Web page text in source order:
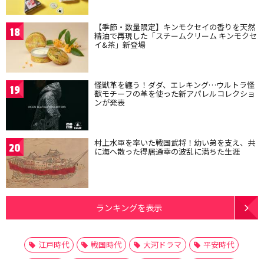
18 【季節・数量限定】キンモクセイの香りを天然
精油で再現した「スチームクリーム キンモクセ
イ&茶」新登場
19 怪獣革を纏う！ダダ、エレキング…ウルトラ怪
獣モチーフの革を使った新アパレルコレクショ
ンが発表
20 村上水軍を率いた戦国武将！幼い弟を支え、共
に海へ散った得居通幸の波乱に満ちた生涯
ランキングを表示
江戸時代 戦国時代 大河ドラマ
平安時代